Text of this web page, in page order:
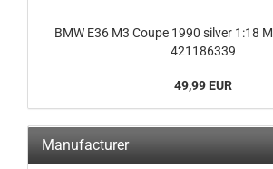
BMW E36 M3 Coupe 1990 silver 1:18
421186339
49,99 EUR
Manufacturer